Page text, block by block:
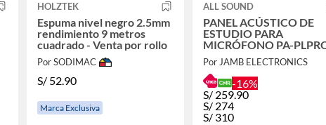
HOLZTEK
Espuma nivel negro 2.5mm
rendimiento 9 metros
cuadrado - Venta por rollo
Por SODIMAC
S/ 52.90
Marca Exclusiva
ALL SOUND
PANEL ACÚSTICO DE
ESTUDIO PARA
MICRÓFONO PA-
ALL SOUND
Por JAMB ELECTRONICS
-16%
S/ 259.90
S/ 274
S/ 310